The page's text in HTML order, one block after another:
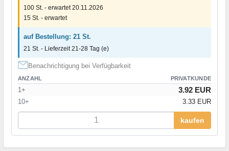
100 St. - erwartet 20.11.2026
15 St. - erwartet
auf Bestellung: 21 St.
21 St. - Lieferzeit 21-28 Tag (e)
Benachrichtigung bei Verfügbarkeit
ANZAHL PRIVATKUNDE
1+ 3.92 EUR
10+ 3.33 EUR
kaufen